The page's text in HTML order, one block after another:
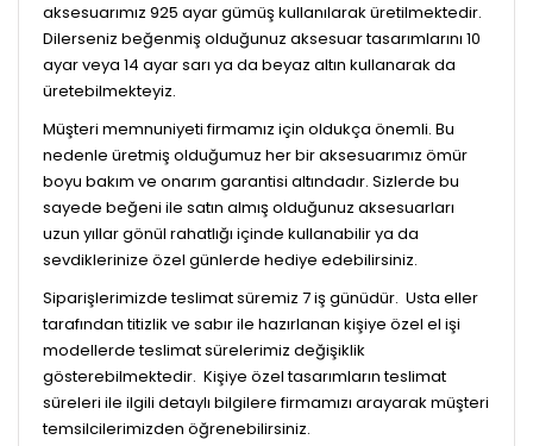
aksesuarımız 925 ayar gümüş kullanılarak üretilmektedir.
Dilerseniz beğenmiş olduğunuz aksesuar tasarımlarını 10
ayar veya 14 ayar sarı ya da beyaz altın kullanarak da
üretebilmekteyiz.
Müşteri memnuniyeti firmamız için oldukça önemli. Bu
nedenle üretmiş olduğumuz her bir aksesuarımız ömür
boyu bakım ve onarım garantisi altındadır. Sizlerde bu
sayede beğeni ile satın almış olduğunuz aksesuarları
uzun yıllar gönül rahatlığı içinde kullanabilir ya da
sevdiklerinize özel günlerde hediye edebilirsiniz.
Siparişlerimizde teslimat süremiz 7 iş günüdür. Usta eller
tarafından titizlik ve sabır ile hazırlanan kişiye özel el işi
modellerde teslimat sürelerimiz değişiklik
gösterebilmektedir. Kişiye özel tasarımların teslimat
süreleri ile ilgili detaylı bilgilere firmamızı arayarak müşteri
temsilcilerimizden öğrenebilirsiniz.